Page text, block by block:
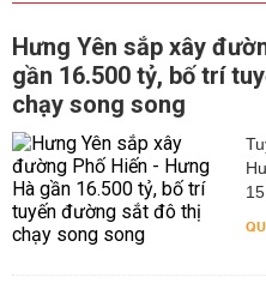
Hưng Yên sắp xây
gần 16.500 tỷ, bố trí
chạy song song